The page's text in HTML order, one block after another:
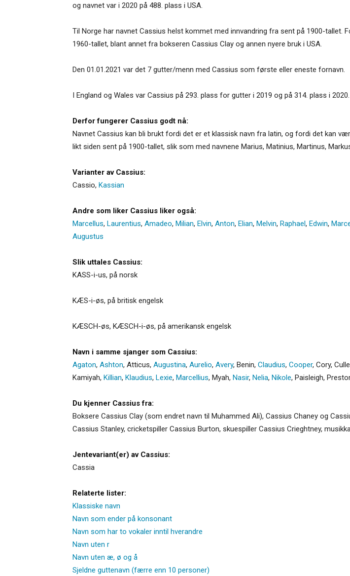
og navnet var i 2020 på 488. plass i USA.
Til Norge har navnet Cassius helst kommet med innvandring fra sent på 1900-tallet.
1960-tallet, blant annet fra bokseren Cassius Clay og annen nyere bruk i USA.
Den 01.01.2021 var det 7 gutter/menn med Cassius som første eller eneste fornavn.
I England og Wales var Cassius på 293. plass for gutter i 2019 og på 314. plass i 2020.
Derfor fungerer Cassius godt nå:
Navnet Cassius kan bli brukt fordi det er et klassisk navn fra latin, og fordi det kan
likt siden sent på 1900-tallet, slik som med navnene Marius, Matinius, Martinus,
Varianter av Cassius:
Cassio, Kassian
Andre som liker Cassius liker også:
Marcellus, Laurentius, Amadeo, Milian, Elvin, Anton, Elian, Melvin, Raphael, Edwin,
Augustus
Slik uttales Cassius:
KASS-i-us, på norsk
KÆS-i-øs, på britisk engelsk
KÆSCH-øs, KÆSCH-i-øs, på amerikansk engelsk
Navn i samme sjanger som Cassius:
Agaton, Ashton, Atticus, Augustina, Aurelio, Avery, Benin, Claudius, Cooper, Cory,
Kamiyah, Killian, Klaudius, Lexie, Marcellius, Myah, Nasir, Nelia, Nikole, Paisleigh,
Du kjenner Cassius fra:
Boksere Cassius Clay (som endret navn til Muhammed Ali), Cassius Chaney og
Cassius Stanley, cricketspiller Cassius Burton, skuespiller Cassius Crieghtney,
Jentevariant(er) av Cassius:
Cassia
Relaterte lister:
Klassiske navn
Navn som ender på konsonant
Navn som har to vokaler inntil hverandre
Navn uten r
Navn uten æ, ø og å
Sjeldne guttenavn (færre enn 10 personer)